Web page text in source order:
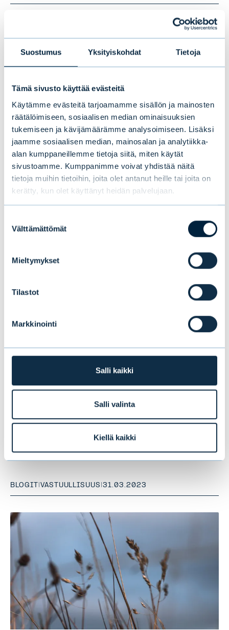
Suostumus Yksityiskohdat Tietoja
Tämä sivusto käyttää evästeitä
Käytämme evästeitä tarjoamamme sisällön ja mainosten
räätälöimiseen, sosiaalisen median ominaisuuksien
tukemiseen ja kävijämäärämme analysoimiseen. Lisäksi
jaamme sosiaalisen median, mainosalan ja analytiikka-
alan kumppaneillemme tietoja siitä, miten käytät
sivustoamme. Kumppanimme voivat yhdistää näitä
tietoja muihin tietoihin, joita olet antanut heille tai joita on
kerätty, kun olet käyttänyt heidän palvelujaan.
valinta
Välttämättömät
Mieltymykset
Tilastot
Markkinointi
Salli kaikki
Salli valinta
Kiellä kaikki
Suomalaisilla sijoittajilla on nyt neljä
syytä sijoittaa metsiin globaalisti –
ja mahdollisuus kovempiin
Vastuullinen sijoittaminen
valokeilassa: Lasten oikeudet
sijoittamisessa
BLOGIT VASTUULLISUUS |31.03.2023